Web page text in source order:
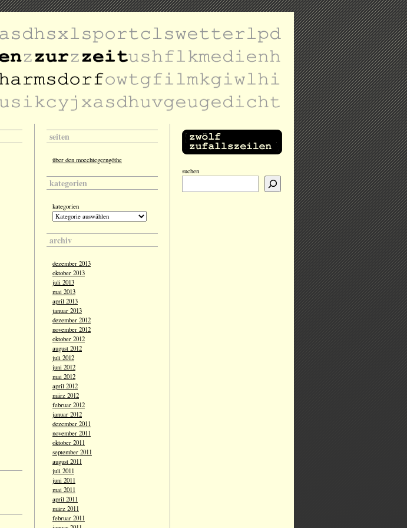
seiten
über den moechtegerngöthe
kategorien
kategorien
archiv
dezember 2013
oktober 2013
juli 2013
mai 2013
april 2013
januar 2013
dezember 2012
november 2012
oktober 2012
august 2012
juli 2012
juni 2012
mai 2012
april 2012
märz 2012
februar 2012
januar 2012
dezember 2011
november 2011
oktober 2011
september 2011
august 2011
juli 2011
juni 2011
mai 2011
april 2011
märz 2011
februar 2011
suchen